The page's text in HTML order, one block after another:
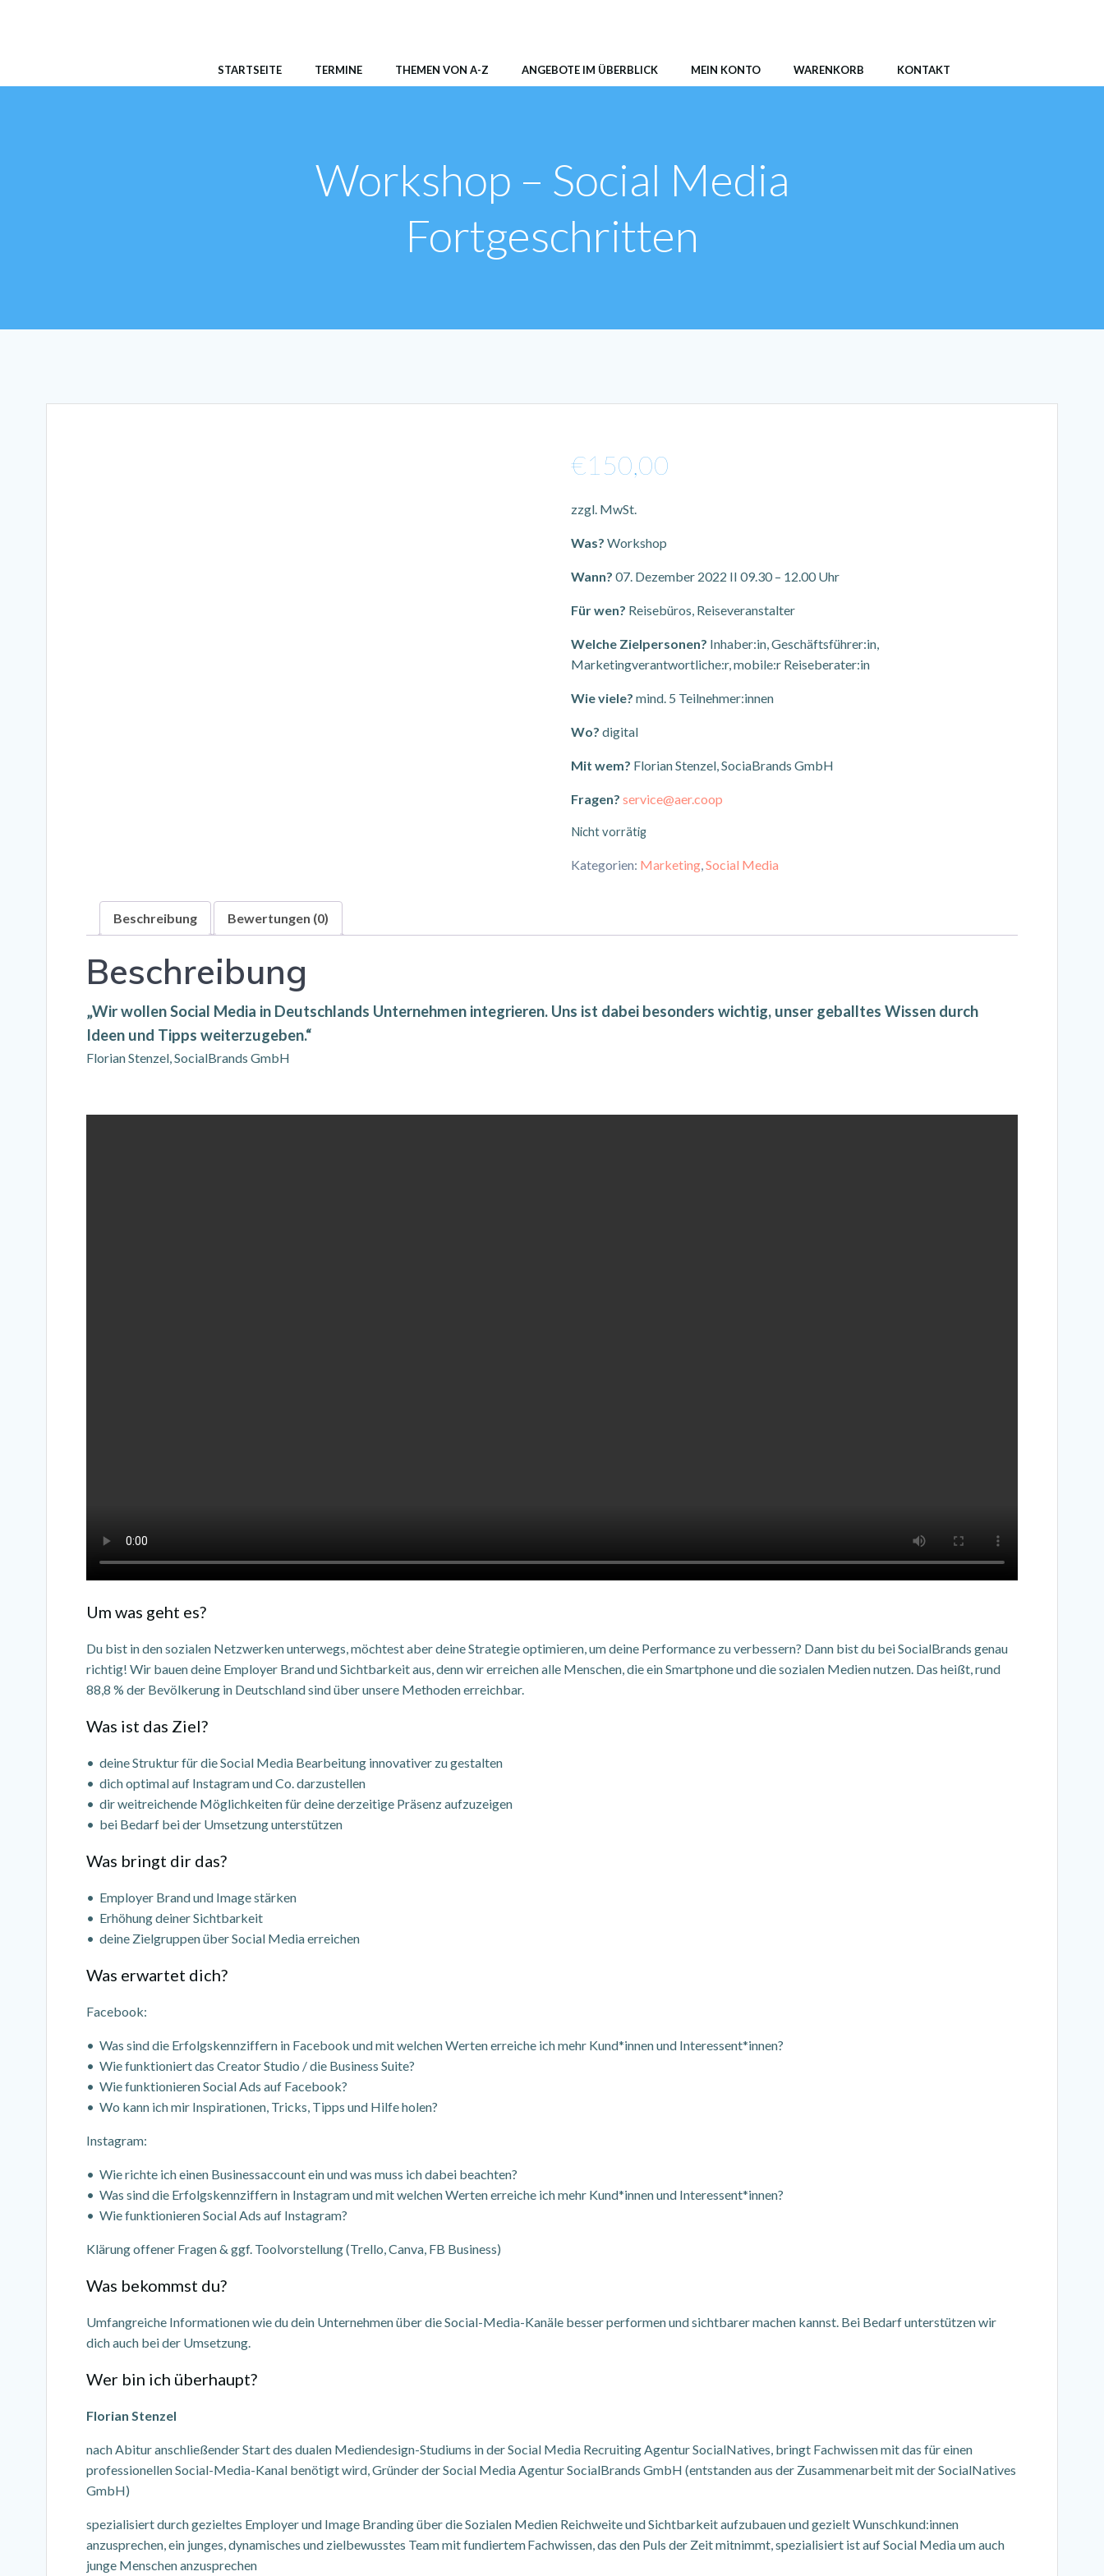
STARTSEITE TERMINE THEMEN VON A-Z ANGEBOTE IM ÜBERBLICK MEIN KONTO WARENKORB KONTAKT
Workshop – Social Media
Fortgeschritten
€150,00
zzgl. MwSt.
Was? Workshop
Wann? 07. Dezember 2022 II 09.30 – 12.00 Uhr
Für wen? Reisebüros, Reiseveranstalter
Welche Zielpersonen? Inhaber:in, Geschäftsführer:in,
Marketingverantwortliche:r, mobile:r Reiseberater:in
Wie viele? mind. 5 Teilnehmer:innen
Wo? digital
Mit wem? Florian Stenzel, SociaBrands GmbH
Fragen? service@aer.coop
Nicht vorrätig
Kategorien: Marketing,Social Media
Beschreibung Bewertungen (0)
Beschreibung
„Wir wollen Social Media in Deutschlands Unternehmen integrieren. Uns ist dabei besonders wichtig, unser geballtes Wissen durch
Ideen und Tipps weiterzugeben.“
Florian Stenzel, SocialBrands GmbH
Um was geht es?
Du bist in den sozialen Netzwerken unterwegs, möchtest aber deine Strategie optimieren, um deine Performance zu verbessern? Dann bist du bei SocialBrands genau
richtig! Wir bauen deine Employer Brand und Sichtbarkeit aus, denn wir erreichen alle Menschen, die ein Smartphone und die sozialen Medien nutzen. Das heißt, rund
88,8 % der Bevölkerung in Deutschland sind über unsere Methoden erreichbar.
Was ist das Ziel?
• deine Struktur für die Social Media Bearbeitung innovativer zu gestalten
• dich optimal auf Instagram und Co. darzustellen
• dir weitreichende Möglichkeiten für deine derzeitige Präsenz aufzuzeigen
• bei Bedarf bei der Umsetzung unterstützen
Was bringt dir das?
• Employer Brand und Image stärken
• Erhöhung deiner Sichtbarkeit
• deine Zielgruppen über Social Media erreichen
Was erwartet dich?
Facebook:
• Was sind die Erfolgskennziffern in Facebook und mit welchen Werten erreiche ich mehr Kund*innen und Interessent*innen?
• Wie funktioniert das Creator Studio / die Business Suite?
• Wie funktionieren Social Ads auf Facebook?
• Wo kann ich mir Inspirationen, Tricks, Tipps und Hilfe holen?
Instagram:
• Wie richte ich einen Businessaccount ein und was muss ich dabei beachten?
• Was sind die Erfolgskennziffern in Instagram und mit welchen Werten erreiche ich mehr Kund*innen und Interessent*innen?
• Wie funktionieren Social Ads auf Instagram?
Klärung offener Fragen & ggf. Toolvorstellung (Trello, Canva, FB Business)
Was bekommst du?
Umfangreiche Informationen wie du dein Unternehmen über die Social-Media-Kanäle besser performen und sichtbarer machen kannst. Bei Bedarf unterstützen wir
dich auch bei der Umsetzung.
Wer bin ich überhaupt?
Florian Stenzel
nach Abitur anschließender Start des dualen Mediendesign-Studiums in der Social Media Recruiting Agentur SocialNatives, bringt Fachwissen mit das für einen
professionellen Social-Media-Kanal benötigt wird, Gründer der Social Media Agentur SocialBrands GmbH (entstanden aus der Zusammenarbeit mit der SocialNatives
GmbH)
spezialisiert durch gezieltes Employer und Image Branding über die Sozialen Medien Reichweite und Sichtbarkeit aufzubauen und gezielt Wunschkund:innen
anzusprechen, ein junges, dynamisches und zielbewusstes Team mit fundiertem Fachwissen, das den Puls der Zeit mitnimmt, spezialisiert ist auf Social Media um auch
junge Menschen anzusprechen